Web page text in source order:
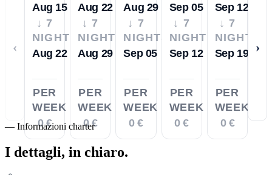
‹
Aug 15
↓ 7
NIGHTS
Aug 22
PER
WEEK
0 €
Aug 22
↓ 7
NIGHTS
Aug 29
PER
WEEK
0 €
Aug 29
↓ 7
NIGHTS
Sep 05
PER
WEEK
0 €
Sep 05
↓ 7
NIGHTS
Sep 12
PER
WEEK
0 €
Sep 12
↓ 7
NIGHTS
Sep 19
PER
WEEK
0 €
›
— Informazioni charter
I dettagli, in chiaro.